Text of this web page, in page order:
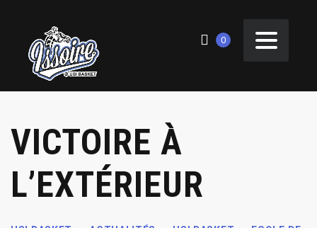
0
VICTOIRE À
L’EXTÉRIEUR